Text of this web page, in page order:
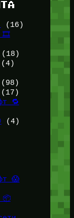
(16)
🎞️
(4)
(98)
(17)
🔁
(4)
😱
📦